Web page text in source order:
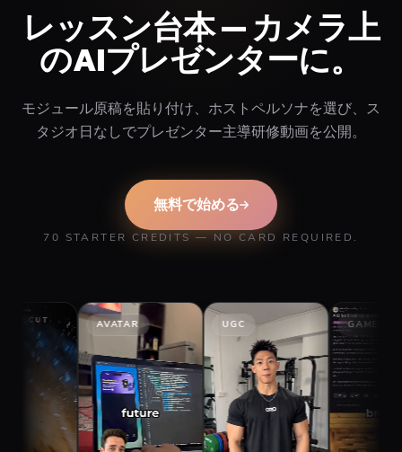
レッスン台本 — カメラ上
のAIプレゼンターに。
モジュール原稿を貼り付け、ホストペルソナを選び、ス
タジオ日なしでプレゼンター主導研修動画を公開。
無料で始める
70 STARTER CREDITS — NO CARD REQUIRED.
AVATAR UGC GAMEPLAY